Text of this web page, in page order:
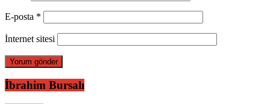
E-posta *
İnternet sitesi
İbrahim Bursalı